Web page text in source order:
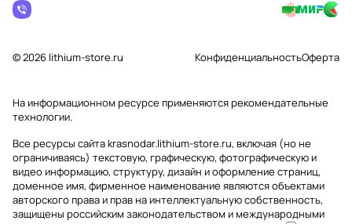
© 2026 lithium-store.ru КонфиденциальностьОферта
На информационном ресурсе применяютсярекомендательные
технологии.
Все ресурсы сайта krasnodar.lithium-store.ru, включая (но не
ограничиваясь) текстовую, графическую, фотографическую и
видео информацию, структуру, дизайн и оформление страниц,
доменное имя, фирменное наименование являются объектами
авторского права и прав на интеллектуальную собственность,
защищены российским законодательством и международными